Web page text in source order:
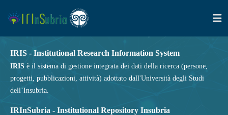
IRIS - Institutional Research Information System
IRIS è il sistema di gestione integrata dei dati della ricerca (persone,
progetti, pubblicazioni, attività) adottato dall'Università degli Studi
dell’Insubria.
IRInSubria - Institutional Repository Insubria